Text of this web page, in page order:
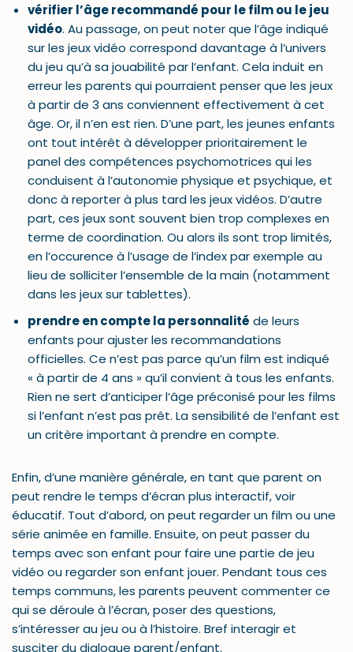
vérifier l’âge recommandé pour le film ou le jeu
vidéo. Au passage, on peut noter que l’âge indiqué
sur les jeux vidéo correspond davantage à l’univers
du jeu qu’à sa jouabilité par l’enfant. Cela induit en
erreur les parents qui pourraient penser que les jeux
à partir de 3 ans conviennent effectivement à cet
âge. Or, il n’en est rien. D’une part, les jeunes enfants
ont tout intérêt à développer prioritairement le
panel des compétences psychomotrices qui les
conduisent à l’autonomie physique et psychique, et
donc à reporter à plus tard les jeux vidéos. D’autre
part, ces jeux sont souvent bien trop complexes en
terme de coordination. Ou alors ils sont trop limités,
en l’occurence à l’usage de l’index par exemple au
lieu de solliciter l’ensemble de la main (notamment
dans les jeux sur tablettes).
prendre en compte la personnalité de leurs
enfants pour ajuster les recommandations
officielles. Ce n’est pas parce qu’un film est indiqué
« à partir de 4 ans » qu’il convient à tous les enfants.
Rien ne sert d’anticiper l’âge préconisé pour les films
si l’enfant n’est pas prêt. La sensibilité de l’enfant est
un critère important à prendre en compte.
Enfin, d’une manière générale, en tant que parent on
peut rendre le temps d’écran plus interactif, voir
éducatif. Tout d’abord, on peut regarder un film ou une
série animée en famille. Ensuite, on peut passer du
temps avec son enfant pour faire une partie de jeu
vidéo ou regarder son enfant jouer. Pendant tous ces
temps communs, les parents peuvent commenter ce
qui se déroule à l’écran, poser des questions,
s’intéresser au jeu ou à l’histoire. Bref interagir et
susciter du dialogue parent/enfant.